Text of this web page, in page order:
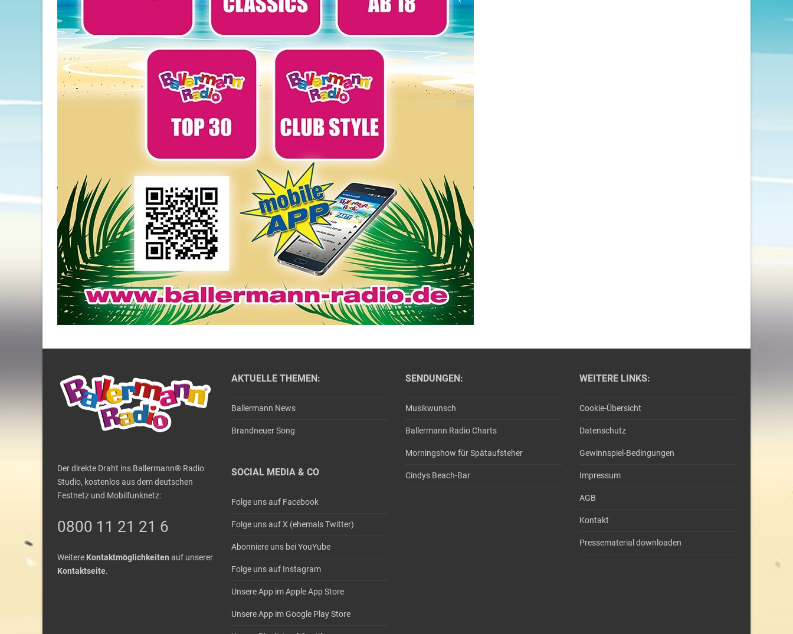
Der direkte Draht ins Ballermann® Radio
Studio, kostenlos aus dem deutschen
Festnetz und Mobilfunknetz:
0800 11 21 21 6
Weitere Kontaktmöglichkeiten auf unserer
Kontaktseite.
AKTUELLE THEMEN:
Ballermann News
Brandneuer Song
SOCIAL MEDIA & CO
Folge uns auf Facebook
Folge uns auf X (ehemals Twitter)
Abonniere uns bei YouYube
Folge uns auf Instagram
Unsere App im Apple App Store
Unsere App im Google Play Store
SENDUNGEN:
Musikwunsch
Ballermann Radio Charts
Morningshow für Spätaufsteher
Cindys Beach-Bar
WEITERE LINKS:
Cookie-Übersicht
Datenschutz
Gewinnspiel-Bedingungen
Impressum
AGB
Kontakt
Pressematerial downloaden